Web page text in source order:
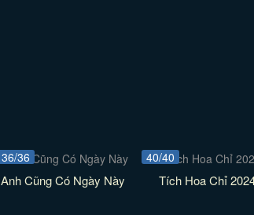
36/36
Anh Cũng Có Ngày Này
40/40
Tích Hoa Chỉ